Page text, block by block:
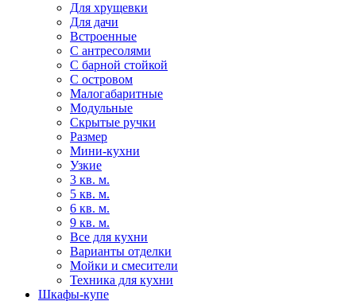
Для хрущевки
Для дачи
Встроенные
С антресолями
С барной стойкой
С островом
Малогабаритные
Модульные
Скрытые ручки
Размер
Мини-кухни
Узкие
3 кв. м.
5 кв. м.
6 кв. м.
9 кв. м.
Все для кухни
Варианты отделки
Мойки и смесители
Техника для кухни
Шкафы-купе